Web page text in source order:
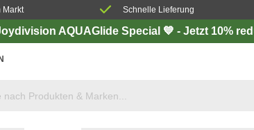
Markt Schnelle Lieferung
AQUAGlide Special 💙 - Jetzt 10%